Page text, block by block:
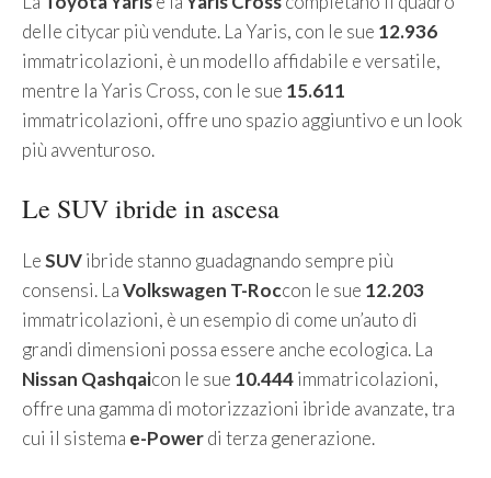
delle citycar più vendute. La Yaris, con le sue 12.936
immatricolazioni, è un modello affidabile e versatile,
mentre la Yaris Cross, con le sue 15.611
immatricolazioni, offre uno spazio aggiuntivo e un look
più avventuroso.
Le SUV ibride in ascesa
LeSUVibride stanno guadagnando sempre più
consensi. LaVolkswagen T-Roccon le sue 12.203
immatricolazioni, è un esempio di come un’auto di
grandi dimensioni possa essere anche ecologica. La
Nissan Qashqaicon le sue 10.444immatricolazioni,
offre una gamma di motorizzazioni ibride avanzate, tra
cui il sistema e-Powerdi terza generazione.